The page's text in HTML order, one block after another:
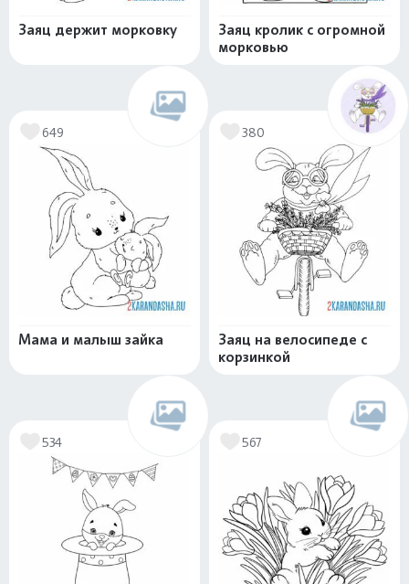
Заяц держит морковку
Заяц кролик с огромной
морковью
649
Мама и малыш зайка
380
Заяц на велосипеде с
корзинкой
534 567